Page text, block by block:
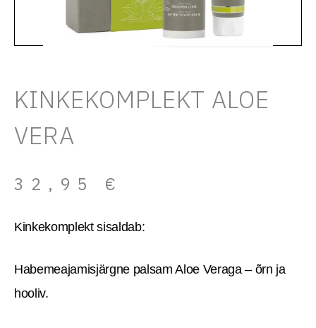
KINKEKOMPLEKT ALOE
VERA
32,95 €
Kinkekomplekt sisaldab:
Habemeajamisjärgne palsam Aloe Veraga – õrn ja
hooliv.